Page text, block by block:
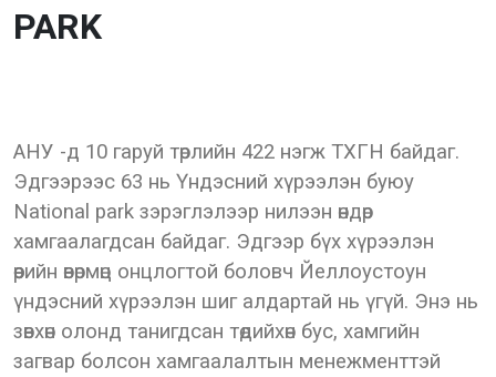
PARK
АНУ -д 10 гаруй төрлийн 422 нэгж ТХГН байдаг.
Эдгээрээс 63 нь Үндэсний хүрээлэн буюу
National park зэрэглэлээр нилээн өндөр
хамгаалагдсан байдаг. Эдгээр бүх хүрээлэн
өөрийн өвөрмөц онцлогтой боловч Йеллоустоун
үндэсний хүрээлэн шиг алдартай нь үгүй. Энэ нь
зөвхөн олонд танигдсан төдийхөн бус, хамгийн
загвар болсон хамгаалалтын менежменттэй